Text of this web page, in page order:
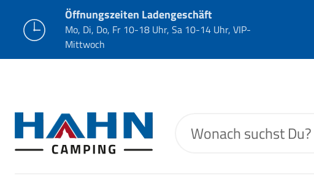
Öffnungszeiten Ladengeschäft
Mo, Di, Do, Fr 10-18 Uhr, Sa 10-14 Uhr, VIP-
Mittwoch